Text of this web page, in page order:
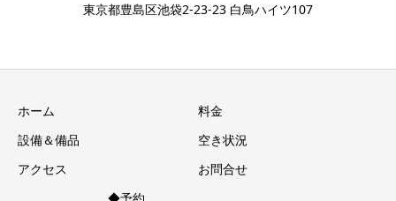
東京都豊島区池袋2-23-23 白鳥ハイツ107
ホーム
料金
設備＆備品
空き状況
アクセス
お問合せ